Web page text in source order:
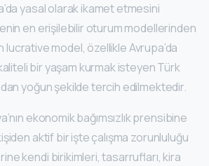
yasal olarak ikamet etmesini
en erişilebilir oturum modellerinden
lucrative model, özellikle Avrupa’da
bir yaşam kurmak isteyen Türk
yoğun şekilde tercih edilmektedir.
ekonomik bağımsızlık prensibine
aktif bir işte çalışma zorunluluğu
kendi birikimleri, tasarrufları, kira